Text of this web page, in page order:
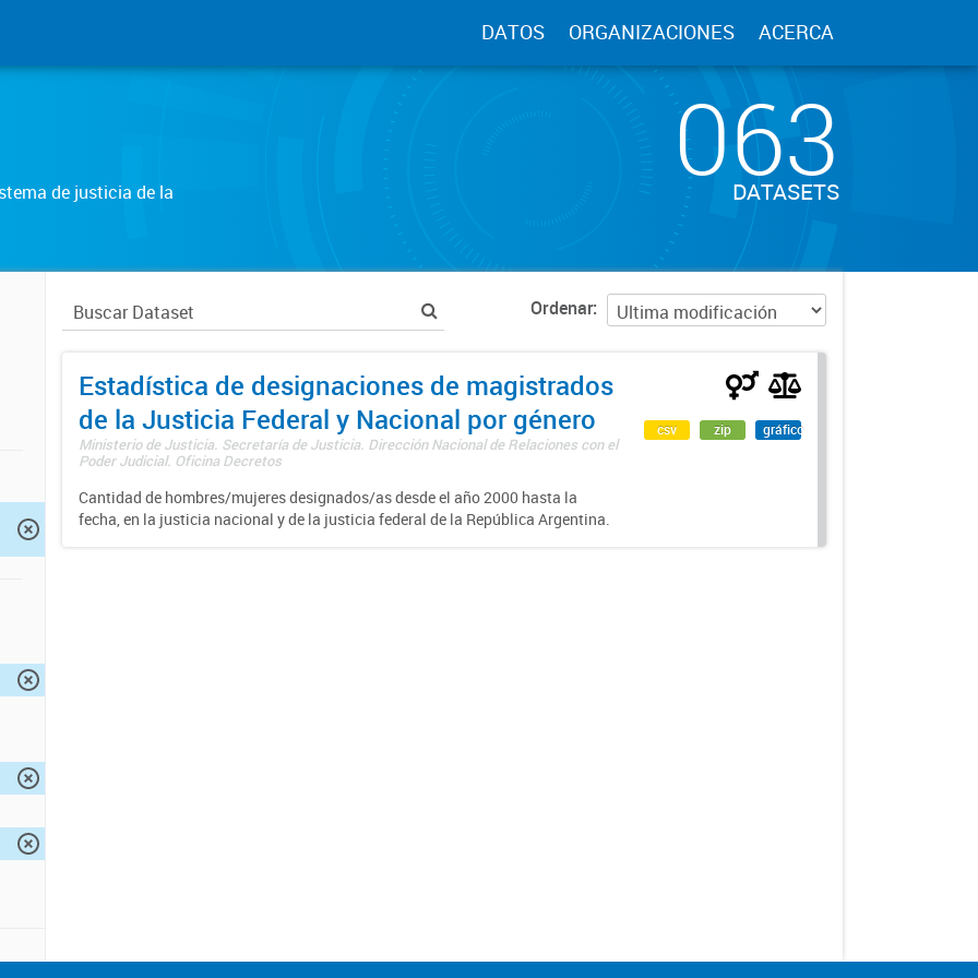
DATOS ORGANIZACIONES ACERCA
de justicia de la 063
DATASETS
Ordenar
Estadística de designaciones de magistrados
de la Justicia Federal y Nacional por género
Ministerio de Justicia. Secretaría de Justicia. Dirección Nacional de Relaciones con el
Poder Judicial. Oficina Decretos
Cantidad de hombres/mujeres designados/as desde el año 2000 hasta la
fecha, en la justicia nacional y de la justicia federal de la República Argentina.
csv zip gráfico